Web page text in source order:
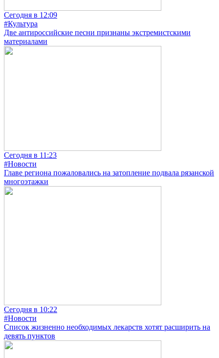
Сегодня в 12:09
#Культура
Две антироссийские песни признаны экстремистскими
материалами
Сегодня в 11:23
#Новости
Главе региона пожаловались на затопление подвала рязанской
многоэтажки
Сегодня в 10:22
#Новости
Список жизненно необходимых лекарств хотят расширить на
девять пунктов